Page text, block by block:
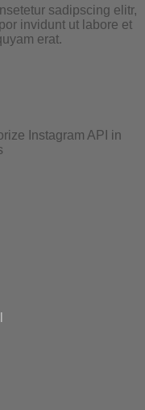
sadipscing elitr,
invidunt ut labore et
erat.
Instagram API in